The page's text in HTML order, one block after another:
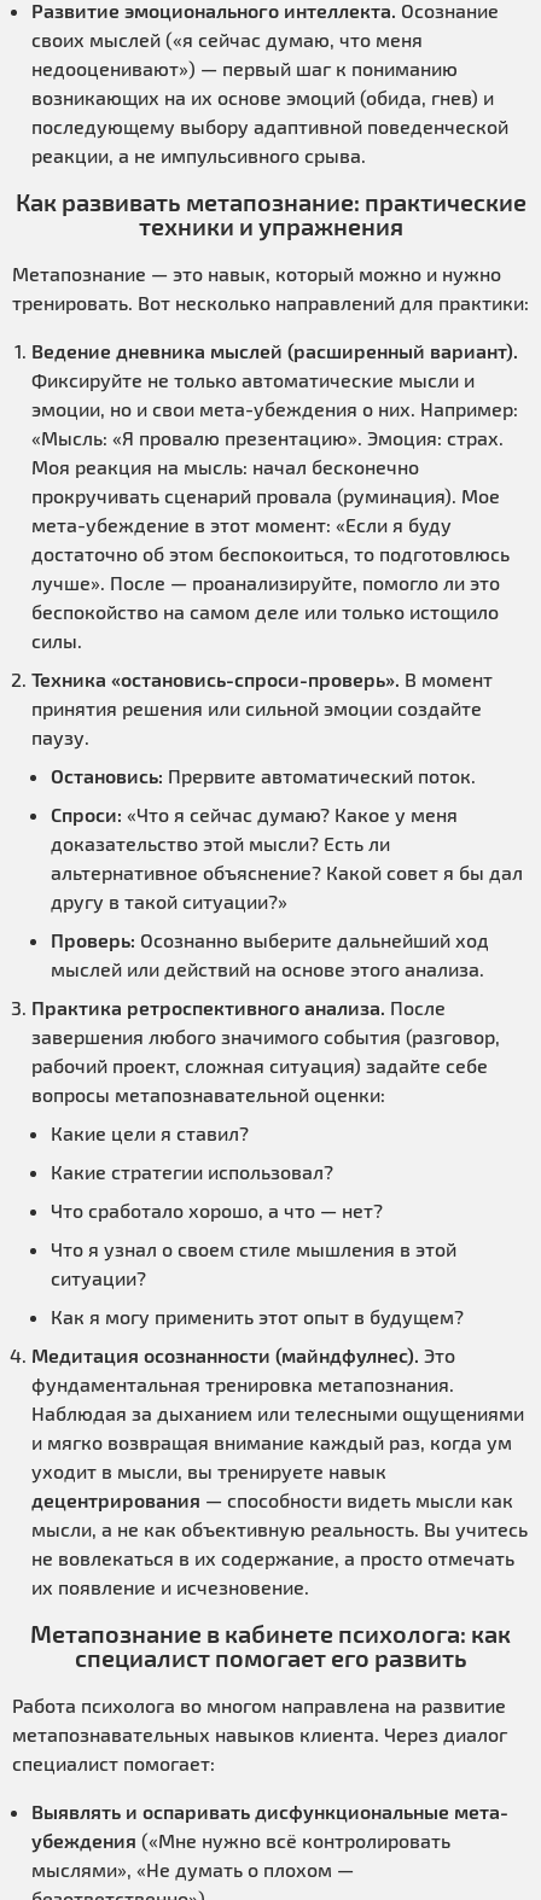
Развитие эмоционального интеллекта. Осознание
своих мыслей («я сейчас думаю, что меня
недооценивают») — первый шаг к пониманию
возникающих на их основе эмоций (обида, гнев) и
последующему выбору адаптивной поведенческой
реакции, а не импульсивного срыва.
Как развивать метапознание: практические
техники и упражнения
Метапознание — это навык, который можно и нужно
тренировать. Вот несколько направлений для практики:
Ведение дневника мыслей (расширенный вариант).
Фиксируйте не только автоматические мысли и
эмоции, но и свои мета-убеждения о них. Например:
«Мысль: «Я провалю презентацию». Эмоция: страх.
Моя реакция на мысль: начал бесконечно
прокручивать сценарий провала (руминация). Мое
мета-убеждение в этот момент: «Если я буду
достаточно об этом беспокоиться, то подготовлюсь
лучше». После — проанализируйте, помогло ли это
беспокойство на самом деле или только истощило
силы.
Техника «остановись-спроси-проверь». В момент
принятия решения или сильной эмоции создайте
паузу.
Остановись: Прервите автоматический поток.
Спроси: «Что я сейчас думаю? Какое у меня
доказательство этой мысли? Есть ли
альтернативное объяснение? Какой совет я бы дал
другу в такой ситуации?»
Проверь: Осознанно выберите дальнейший ход
мыслей или действий на основе этого анализа.
Практика ретроспективного анализа. После
завершения любого значимого события (разговор,
рабочий проект, сложная ситуация) задайте себе
вопросы метапознавательной оценки:
Какие цели я ставил?
Какие стратегии использовал?
Что сработало хорошо, а что — нет?
Что я узнал о своем стиле мышления в этой
ситуации?
Как я могу применить этот опыт в будущем?
Медитация осознанности (майндфулнес). Это
фундаментальная тренировка метапознания.
Наблюдая за дыханием или телесными ощущениями
и мягко возвращая внимание каждый раз, когда ум
уходит в мысли, вы тренируете навык
децентрирования — способности видеть мысли как
мысли, а не как объективную реальность. Вы учитесь
не вовлекаться в их содержание, а просто отмечать
их появление и исчезновение.
Метапознание в кабинете психолога: как
специалист помогает его развить
Работа психолога во многом направлена на развитие
метапознавательных навыков клиента. Через диалог
специалист помогает:
Выявлять и оспаривать дисфункциональные мета-
убеждения («Мне нужно всё контролировать
мыслями», «Не думать о плохом —